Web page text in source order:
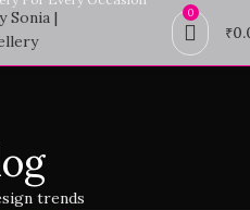
0
₹
trends